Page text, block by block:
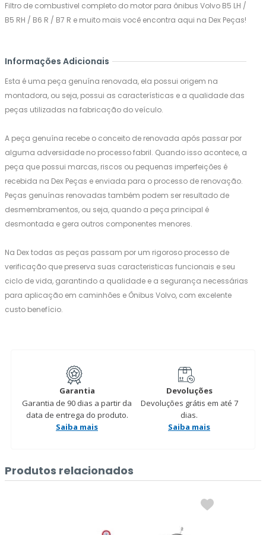
Filtro de combustivel completo do motor para ônibus Volvo B5 LH /
B5 RH / B6 R / B7 R e muito mais você encontra aqui na Dex Peças!
Informações Adicionais
Esta é uma peça genuína renovada, ela possui origem na
montadora, ou seja, possui as características e a qualidade das
peças utilizadas na fabricação do veículo.
A peça genuína recebe o conceito de renovada após passar por
alguma adversidade no processo fabril. Quando isso acontece, a
peça que possui marcas, riscos ou pequenas imperfeições é
recebida na Dex Peças e enviada para o processo de renovação.
Peças genuínas renovadas também podem ser resultado de
desmembramentos, ou seja, quando a peça principal é
desmontada e gera outros componentes menores.
Na Dex todas as peças passam por um rigoroso processo de
verificação que preserva suas caracteristicas funcionais e seu
ciclo de vida, garantindo a qualidade e a segurança necessárias
para aplicação em caminhões e Ônibus Volvo, com excelente
custo benefício.
Garantia
Garantia de 90 dias a partir da
data de entrega do produto.
Saiba mais
Devoluções
Devoluções grátis em até 7
dias.
Saiba mais
Produtos relacionados